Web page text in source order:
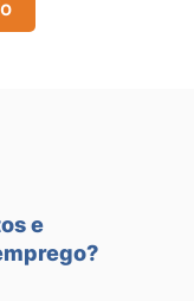
e